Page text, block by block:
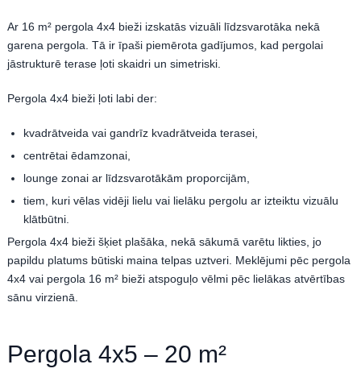
Ar 16 m² pergola 4x4 bieži izskatās vizuāli līdzsvarotāka nekā
garena pergola. Tā ir īpaši piemērota gadījumos, kad pergolai
jāstrukturē terase ļoti skaidri un simetriski.
Pergola 4x4 bieži ļoti labi der:
kvadrātveida vai gandrīz kvadrātveida terasei,
centrētai ēdamzonai,
lounge zonai ar līdzsvarotākām proporcijām,
tiem, kuri vēlas vidēji lielu vai lielāku pergolu ar izteiktu vizuālu
klātbūtni.
Pergola 4x4 bieži šķiet plašāka, nekā sākumā varētu likties, jo
papildu platums būtiski maina telpas uztveri. Meklējumi pēc pergola
4x4 vai pergola 16 m² bieži atspoguļo vēlmi pēc lielākas atvērtības
sānu virzienā.
Pergola 4x5 – 20 m²